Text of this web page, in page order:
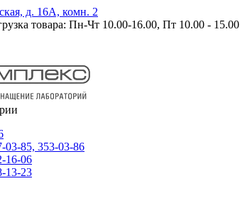
д. 16А, комн. 2
товара: Пн-Чт 10.00-16.00, Пт 10.00 - 15.00
03-85, 353-03-86
16-06
13-23